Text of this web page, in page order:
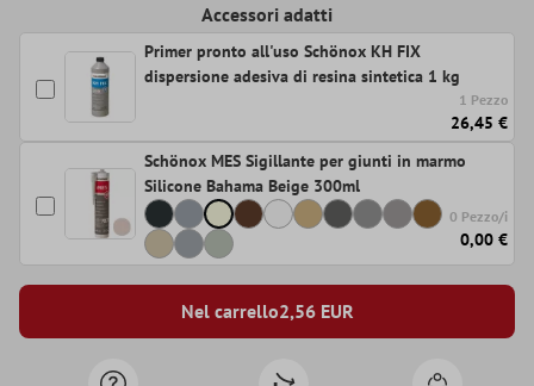
Accessori adatti
Primer pronto all'uso Schönox KH FIX
dispersione adesiva di resina sintetica 1 kg
1 Pezzo
26,45 €
Schönox MES Sigillante per giunti in marmo
Silicone Bahama Beige 300ml
0 Pezzo/i
0,00 €
Nel carrello2,56EUR